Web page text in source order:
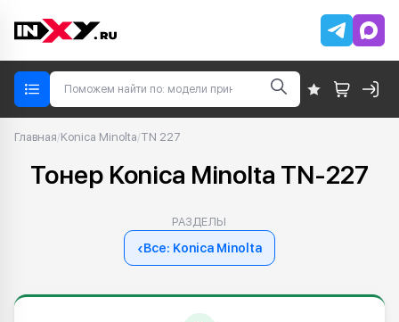
Главная/Konica Minolta/TN 227
Тонер Konica Minolta TN-227
РАЗДЕЛЫ
‹Все: Konica Minolta